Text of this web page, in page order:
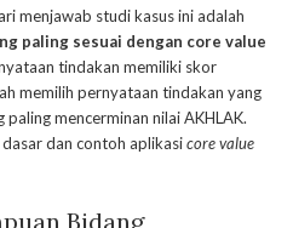
menjawab studi kasus ini adalah
paling sesuai dengan core value
tindakan memiliki skor
memilih pernyataan tindakan yang
mencerminan nilai AKHLAK.
dan contoh aplikasicore value
Bidang